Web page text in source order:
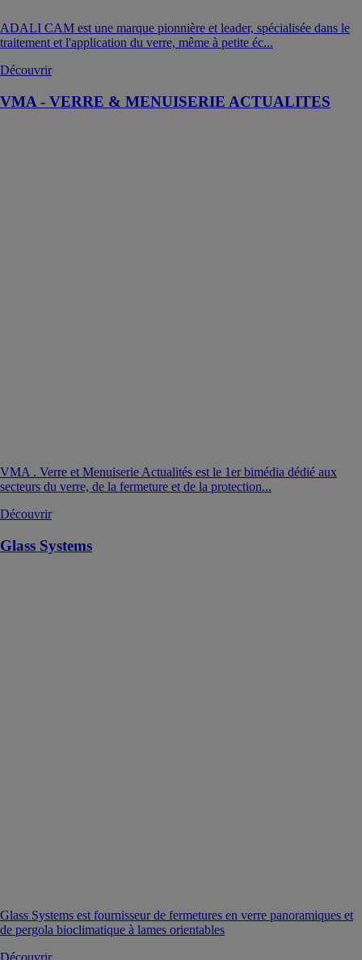
ADALI CAM est une marque pionnière et leader, spécialisée dans le
traitement et l'application du verre, même à petite éc...
Découvrir
VMA - VERRE & MENUISERIE ACTUALITES
VMA . Verre et Menuiserie Actualités est le 1er bimédia dédié aux
secteurs du verre, de la fermeture et de la protection...
Découvrir
Glass Systems
Glass Systems est fournisseur de fermetures en verre panoramiques et
de pergola bioclimatique à lames orientables